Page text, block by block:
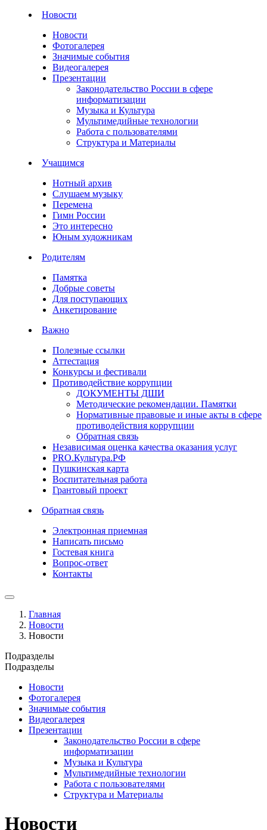
Новости
Новости
Фотогалерея
Значимые события
Видеогалерея
Презентации
Законодательство России в сфере
информатизации
Музыка и Культура
Мультимедийные технологии
Работа с пользователями
Структура и Материалы
Учащимся
Нотный архив
Слушаем музыку
Перемена
Гимн России
Это интересно
Юным художникам
Родителям
Памятка
Добрые советы
Для поступающих
Анкетирование
Важно
Полезные ссылки
Аттестация
Конкурсы и фестивали
Противодействие коррупции
ДОКУМЕНТЫ ДШИ
Методические рекомендации. Памятки
Нормативные правовые и иные акты в сфере
противодействия коррупции
Обратная связь
Независимая оценка качества оказания услуг
PRO.Культура.РФ
Пушкинская карта
Воспитательная работа
Грантовый проект
Обратная связь
Электронная приемная
Написать письмо
Гостевая книга
Вопрос-ответ
Контакты
Главная
Новости
Новости
Подразделы
Подразделы
Новости
Фотогалерея
Значимые события
Видеогалерея
Презентации
Законодательство России в сфере
информатизации
Музыка и Культура
Мультимедийные технологии
Работа с пользователями
Структура и Материалы
Новости